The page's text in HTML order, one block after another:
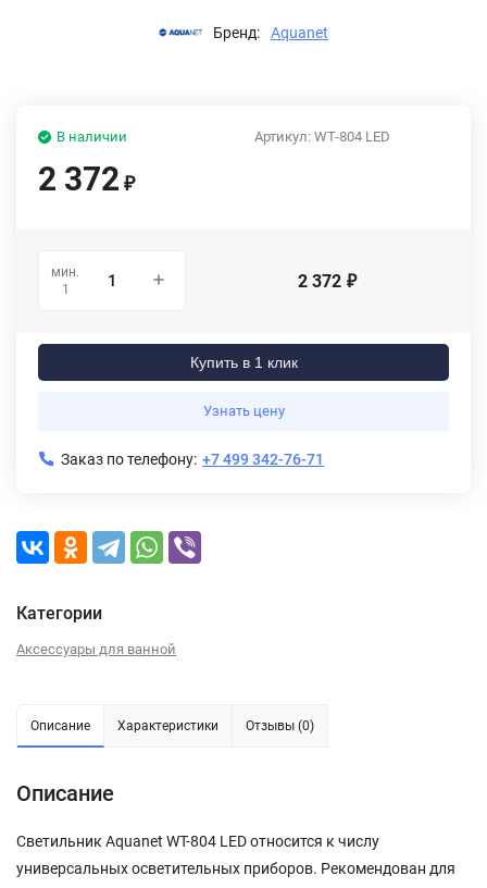
Бренд: Aquanet
Артикул: WT-804 LED
В наличии
2 372 ₽
мин.
1
2 372 ₽
Купить в 1 клик
Узнать цену
Заказ по телефону: +7 499 342-76-71
Категории
Аксессуары для ванной
Описание Характеристики Отзывы (0)
Описание
Светильник Aquanet WT-804 LED относится к числу
универсальных осветительных приборов. Рекомендован для